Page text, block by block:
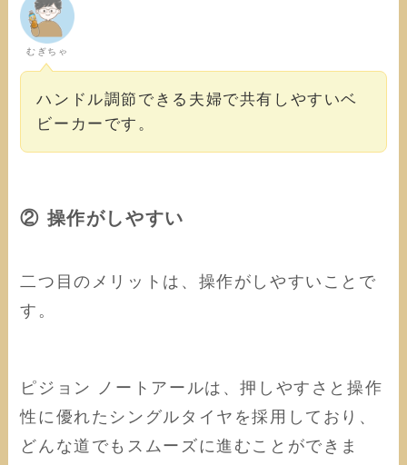
むぎちゃ
ハンドル調節できる夫婦で共有しやすいベ
ビーカーです。
② 操作がしやすい
二つ目のメリットは、操作がしやすいことで
す。
ピジョン ノートアールは、押しやすさと操作
性に優れたシングルタイヤを採用しており、
どんな道でもスムーズに進むことができま